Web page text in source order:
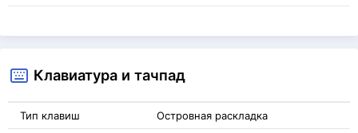
Клавиатура и тачпад
Тип клавиш Островная раскладка